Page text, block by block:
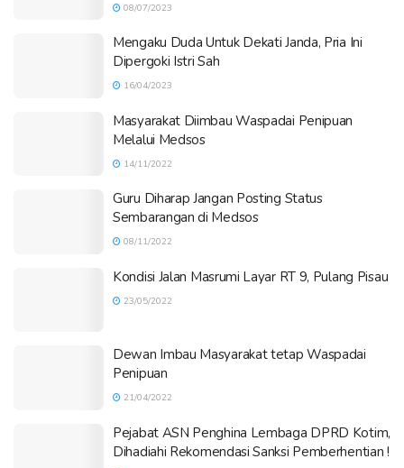
08/07/2023
Mengaku Duda Untuk Dekati Janda, Pria Ini
Dipergoki Istri Sah
16/04/2023
Masyarakat Diimbau Waspadai Penipuan
Melalui Medsos
14/11/2022
Guru Diharap Jangan Posting Status
Sembarangan di Medsos
08/11/2022
Kondisi Jalan Masrumi Layar RT 9, Pulang Pisau
23/05/2022
Dewan Imbau Masyarakat tetap Waspadai
Penipuan
21/04/2022
Pejabat ASN Penghina Lembaga DPRD Kotim,
Dihadiahi Rekomendasi Sanksi Pemberhentian !